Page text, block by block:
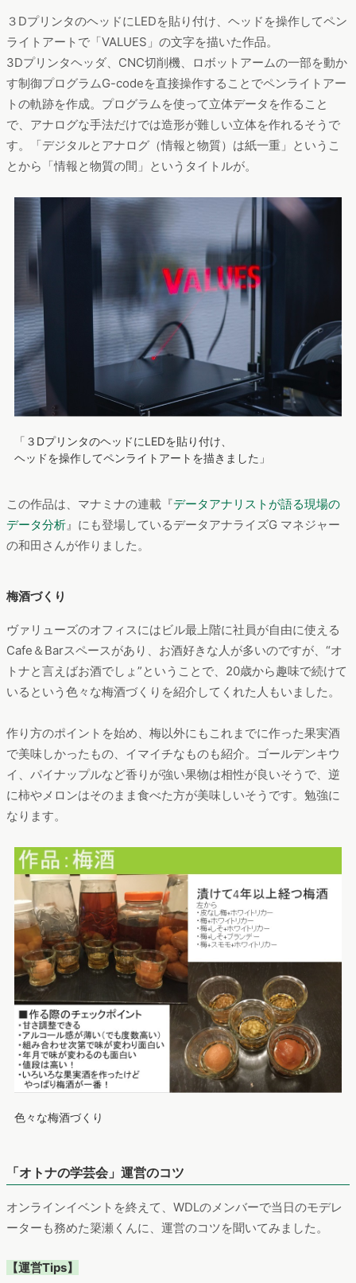
３DプリンタのヘッドにLEDを貼り付け、ヘッドを操作してペン
ライトアートで「VALUES」の文字を描いた作品。
3Dプリンタヘッダ、CNC切削機、ロボットアームの一部を動か
す制御プログラムG-codeを直接操作することでペンライトアー
トの軌跡を作成。プログラムを使って立体データを作ること
で、アナログな手法だけでは造形が難しい立体を作れるそうで
す。「デジタルとアナログ（情報と物質）は紙一重」というこ
とから「情報と物質の間」というタイトルが。
「３DプリンタのヘッドにLEDを貼り付け、
ヘッドを操作してペンライトアートを描きました」
この作品は、マナミナの連載『データアナリストが語る現場の
データ分析』にも登場しているデータアナライズG マネジャー
の和田さんが作りました。
梅酒づくり
ヴァリューズのオフィスにはビル最上階に社員が自由に使える
Cafe＆Barスペースがあり、お酒好きな人が多いのですが、“オ
トナと言えばお酒でしょ”ということで、20歳から趣味で続けて
いるという色々な梅酒づくりを紹介してくれた人もいました。
作り方のポイントを始め、梅以外にもこれまでに作った果実酒
で美味しかったもの、イマイチなものも紹介。ゴールデンキウ
イ、パイナップルなど香りが強い果物は相性が良いそうで、逆
に柿やメロンはそのまま食べた方が美味しいそうです。勉強に
なります。
色々な梅酒づくり
「オトナの学芸会」運営のコツ
オンラインイベントを終えて、WDLのメンバーで当日のモデレ
ーターも務めた簗瀬くんに、運営のコツを聞いてみました。
【運営Tips】